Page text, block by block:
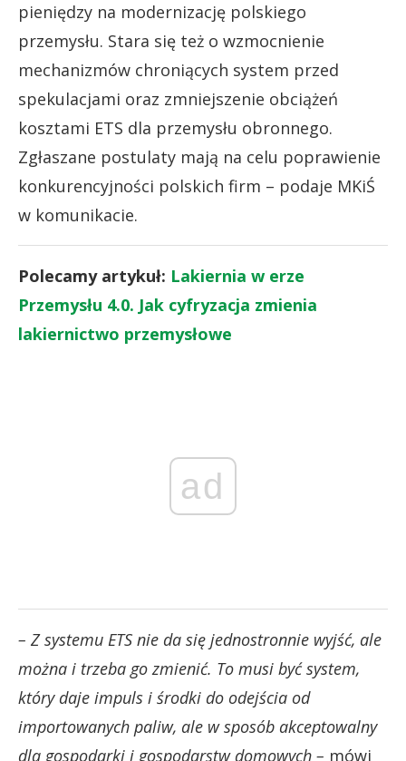
pieniędzy na modernizację polskiego
przemysłu. Stara się też o wzmocnienie
mechanizmów chroniących system przed
spekulacjami oraz zmniejszenie obciążeń
kosztami ETS dla przemysłu obronnego.
Zgłaszane postulaty mają na celu poprawienie
konkurencyjności polskich firm – podaje MKiŚ
w komunikacie.
Polecamy artykuł: Lakiernia w erze
Przemysłu 4.0. Jak cyfryzacja zmienia
lakiernictwo przemysłowe
ad
– Z systemu ETS nie da się jednostronnie wyjść, ale
można i trzeba go zmienić. To musi być system,
który daje impuls i środki do odejścia od
importowanych paliw, ale w sposób akceptowalny
dla gospodarki i gospodarstw domowych – mówi